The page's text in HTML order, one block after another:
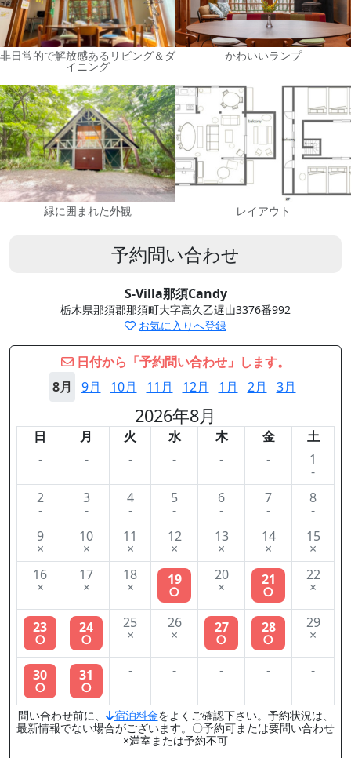
非日常的で解放感あるリビング＆ダ
イニング
かわいいランプ
緑に囲まれた外観 レイアウト
予約問い合わせ
S-Villa那須Candy
栃木県那須郡那須町大字高久乙遅山3376番992
お気に入りへ登録
日付から「予約問い合わせ」します。
8月
9月 10月 11月 12月 1月 2月 3月
2026年8月
日 月 火 水 木 金
土
-
- - - - - 1
-
2
-
3
-
4
-
5
-
6
-
7
-
8
-
9
×
10
×
11
×
12
×
13
×
14
×
15
×
16
×
17
×
18
× 19
○
20
× 21
○
22
×
23
○
24
○
25
×
26
× 27
○
28
○
29
×
30
○
31
○
- - - - -
問い合わせ前に、 宿泊料金をよくご確認下さい。予約状況は、
最新情報でない場合がございます。〇予約可または要問い合わせ
×満室または予約不可